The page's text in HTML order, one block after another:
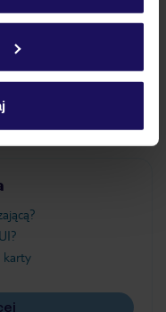
cookie znajdziesz
karty